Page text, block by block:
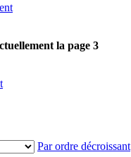
la page 3
Par ordre décroissant